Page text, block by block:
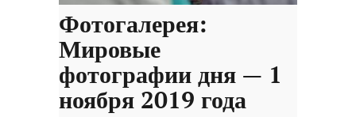
Фотогалерея:
Мировые
фотографии дня — 1
ноября 2019 года